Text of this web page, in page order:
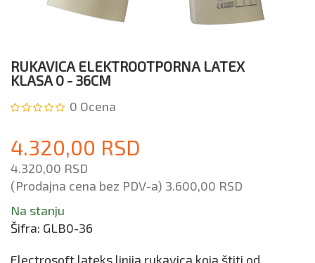
RUKAVICA ELEKTROOTPORNA LATEX
KLASA 0 - 36CM
0 Ocena
4.320,00 RSD
4.320,00 RSD
(Prodajna cena bez PDV-a) 3.600,00 RSD
Na stanju
Šifra: GLB0-36
Electrosoft lateks linija rukavica koja štiti od